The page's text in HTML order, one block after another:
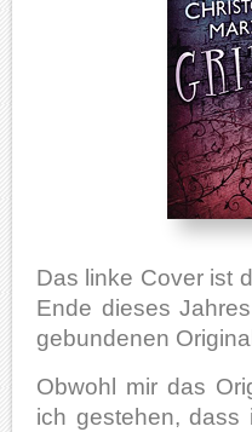
Das linke Cover ist
Ende dieses
gebundenen
Obwohl mir das
ich gestehen, dass